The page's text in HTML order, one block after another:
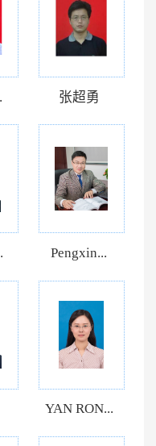
张超勇
Pengxin...
YAN RON...